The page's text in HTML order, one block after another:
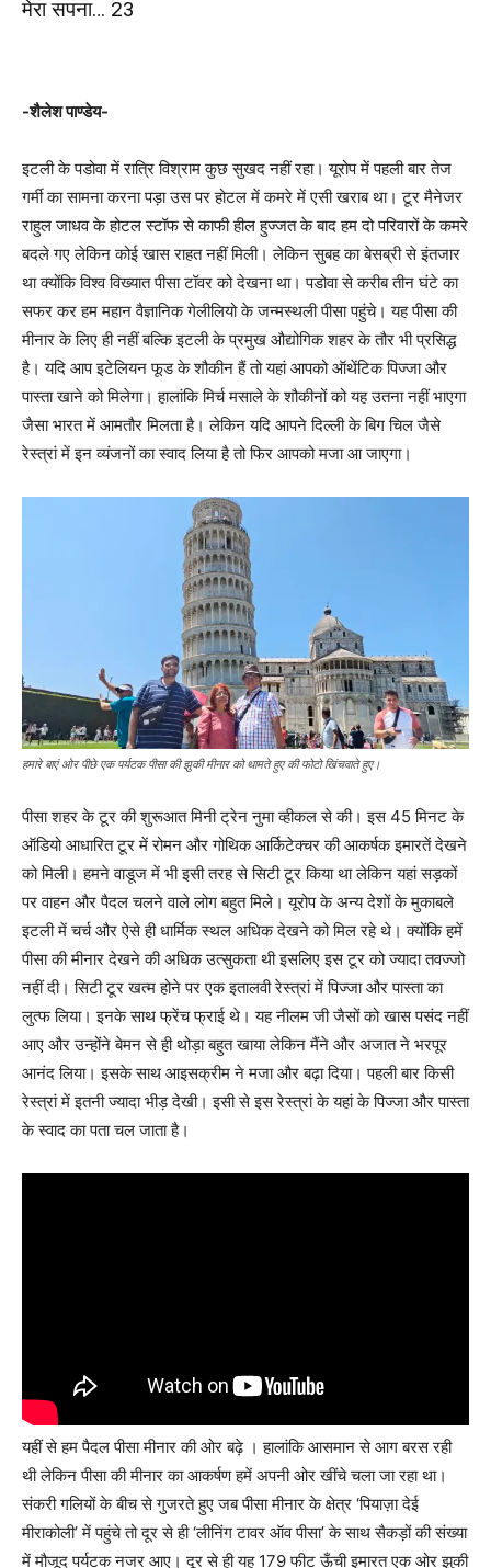
मेरा सपना… 23
-शैलेश पाण्डेय-
इटली के पडोवा में रात्रि विश्राम कुछ सुखद नहीं रहा। यूरोप में पहली बार तेज
गर्मी का सामना करना पड़ा उस पर होटल में कमरे में एसी खराब था। टूर मैनेजर
राहुल जाधव के होटल स्टॉफ से काफी हील हुज्जत के बाद हम दो परिवारों के कमरे
बदले गए लेकिन कोई खास राहत नहीं मिली। लेकिन सुबह का बेसब्री से इंतजार
था क्योंकि विश्व विख्यात पीसा टॉवर को देखना था। पडोवा से करीब तीन घंटे का
सफर कर हम महान वैज्ञानिक गेलीलियो के जन्मस्थली पीसा पहुंचे। यह पीसा की
मीनार के लिए ही नहीं बल्कि इटली के प्रमुख औद्योगिक शहर के तौर भी प्रसिद्ध
है। यदि आप इटेलियन फूड के शौकीन हैं तो यहां आपको ऑथेंटिक पिज्जा और
पास्ता खाने को मिलेगा। हालांकि मिर्च मसाले के शौकीनों को यह उतना नहीं भाएगा
जैसा भारत में आमतौर मिलता है। लेकिन यदि आपने दिल्ली के बिग चिल जैसे
रेस्त्रां में इन व्यंजनों का स्वाद लिया है तो फिर आपको मजा आ जाएगा।
हमारे बाएं ओर पीछे एक पर्यटक पीसा की झुकी मीनार को थामते हुए की फोटो खिंचवाते हुए।
पीसा शहर के टूर की शुरूआत मिनी ट्रेन नुमा व्हीकल से की। इस 45 मिनट के
ऑडियो आधारित टूर में रोमन और गोथिक आर्किटेक्चर की आकर्षक इमारतें देखने
को मिली। हमने वाडूज में भी इसी तरह से सिटी टूर किया था लेकिन यहां सड़कों
पर वाहन और पैदल चलने वाले लोग बहुत मिले। यूरोप के अन्य देशों के मुकाबले
इटली में चर्च और ऐसे ही धार्मिक स्थल अधिक देखने को मिल रहे थे। क्योंकि हमें
पीसा की मीनार देखने की अधिक उत्सुकता थी इसलिए इस टूर को ज्यादा तवज्जो
नहीं दी। सिटी टूर खत्म होने पर एक इतालवी रेस्त्रां में पिज्जा और पास्ता का
लुत्फ लिया। इनके साथ फ्रेंच फ्राई थे। यह नीलम जी जैसों को खास पसंद नहीं
आए और उन्होंने बेमन से ही थोड़ा बहुत खाया लेकिन मैंने और अजात ने भरपूर
आनंद लिया। इसके साथ आइसक्रीम ने मजा और बढ़ा दिया। पहली बार किसी
रेस्त्रां में इतनी ज्यादा भीड़ देखी। इसी से इस रेस्त्रां के यहां के पिज्जा और पास्ता
के स्वाद का पता चल जाता है।
यहीं से हम पैदल पीसा मीनार की ओर बढ़े । हालांकि आसमान से आग बरस रही
थी लेकिन पीसा की मीनार का आकर्षण हमें अपनी ओर खींचे चला जा रहा था।
संकरी गलियों के बीच से गुजरते हुए जब पीसा मीनार के क्षेत्र ‘पियाज़ा देई
मीराकोली’ में पहुंचे तो दूर से ही ‘लीनिंग टावर ऑव पीसा’ के साथ सैकड़ों की संख्या
में मौजूद पर्यटक नजर आए। दूर से ही यह 179 फीट ऊँची इमारत एक ओर झुकी